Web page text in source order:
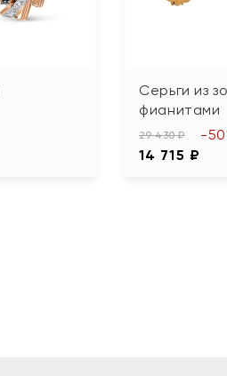
Серьги из
фианитами
29 430 ₽
14 715 ₽
-